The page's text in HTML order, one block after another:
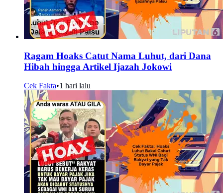
Ragam Hoaks Catut Nama Luhut, dari Dana
Hibah hingga Artikel Ijazah Jokowi
Cek Fakta•1 hari lalu